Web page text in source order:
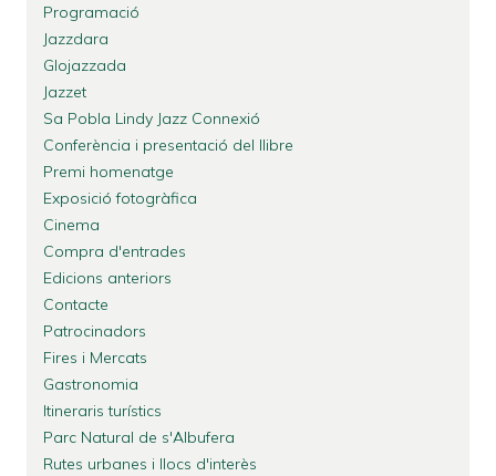
Programació
Jazzdara
Glojazzada
Jazzet
Sa Pobla Lindy Jazz Connexió
Conferència i presentació del llibre
Premi homenatge
Exposició fotogràfica
Cinema
Compra d'entrades
Edicions anteriors
Contacte
Patrocinadors
Fires i Mercats
Gastronomia
Itineraris turístics
Parc Natural de s'Albufera
Rutes urbanes i llocs d'interès